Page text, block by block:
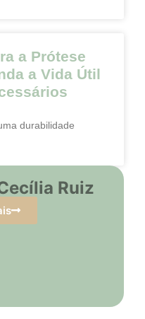
a Prótese
a Vida Útil
durabilidade
Ruiz